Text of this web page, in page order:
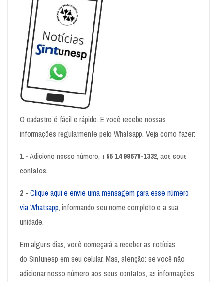
O cadastro é fácil e rápido. E você recebe nossas
informações regularmente pelo Whatsapp. Veja como fazer:
1 -Adicione nosso número, +55 14 99670-1332, aos seus
contatos.
2 - Clique aqui e envie uma mensagem para esse número
via Whatsapp, informando seu nome completo e a sua
unidade.
Em alguns dias, você começará a receber as notícias
do Sintunesp em seu celular. Mas, atenção: se você não
adicionar nosso número aos seus contatos, as informações